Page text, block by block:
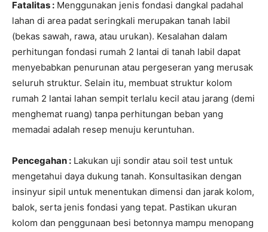
Fatalitas : Menggunakan jenis fondasi dangkal padahal
lahan di area padat seringkali merupakan tanah labil
(bekas sawah, rawa, atau urukan). Kesalahan dalam
perhitungan fondasi rumah 2 lantai di tanah labil dapat
menyebabkan penurunan atau pergeseran yang merusak
seluruh struktur. Selain itu, membuat struktur kolom
rumah 2 lantai lahan sempit terlalu kecil atau jarang (demi
menghemat ruang) tanpa perhitungan beban yang
memadai adalah resep menuju keruntuhan.
Pencegahan : Lakukan uji sondir atau soil test untuk
mengetahui daya dukung tanah. Konsultasikan dengan
insinyur sipil untuk menentukan dimensi dan jarak kolom,
balok, serta jenis fondasi yang tepat. Pastikan ukuran
kolom dan penggunaan besi betonnya mampu menopang